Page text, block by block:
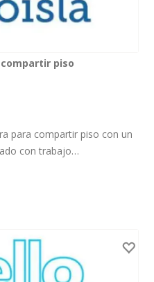
piso
para compartir piso con un
con trabajo…